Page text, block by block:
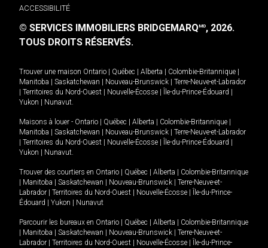
ACCESSIBILITÉ
© SERVICES IMMOBILIERS BRIDGEMARQMD, 2026.
TOUS DROITS RÉSERVÉS.
Trouver une maison Ontario Québec Alberta Colombie-Britannique
Manitoba
Saskatchewan Nouveau-Brunswick
Terre-Neuve-et-Labrador
Territoires du Nord-Ouest Nouvelle-Écosse Île-du-Prince-Édouard
Yukon
Nunavut.
Maisons à louer - Ontario Québec Alberta Colombie-Britannique
Manitoba
Saskatchewan Nouveau-Brunswick
Terre-Neuve-et-Labrador
Territoires du Nord-Ouest Nouvelle-Écosse Île-du-Prince-Édouard
Yukon
Nunavut.
Trouver des courtiers en Ontario Québec Alberta
Colombie-Britannique
Manitoba Saskatchewan Nouveau-Brunswick
Terre-Neuve-et-
Labrador
Territoires du Nord-Ouest Nouvelle-Écosse
Île-du-Prince-
Édouard
Yukon Nunavut
Parcourir les bureaux en Ontario Québec Alberta
Colombie-Britannique
Manitoba Saskatchewan Nouveau-Brunswick
Terre-Neuve-et-
Labrador
Territoires du Nord-Ouest Nouvelle-Écosse
Île-du-Prince-